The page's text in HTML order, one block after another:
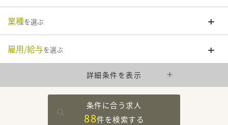
業種を選ぶ
雇用/給与を選ぶ
詳細条件を表示
条件に合う求人
88件を検索する